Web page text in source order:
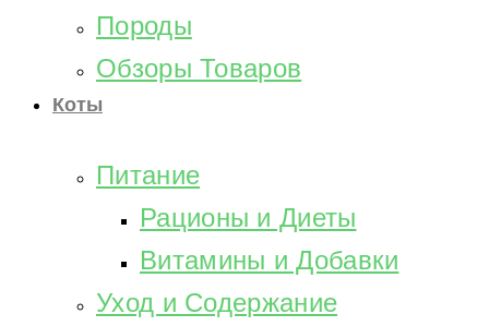
Породы
Обзоры Товаров
Коты
Питание
Рационы и Диеты
Витамины и Добавки
Уход и Содержание